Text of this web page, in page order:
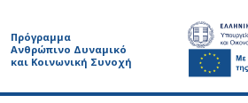
Πρόγραμμα
Ανθρώπινο Δυναμικό
και Κοινωνική Συνοχή